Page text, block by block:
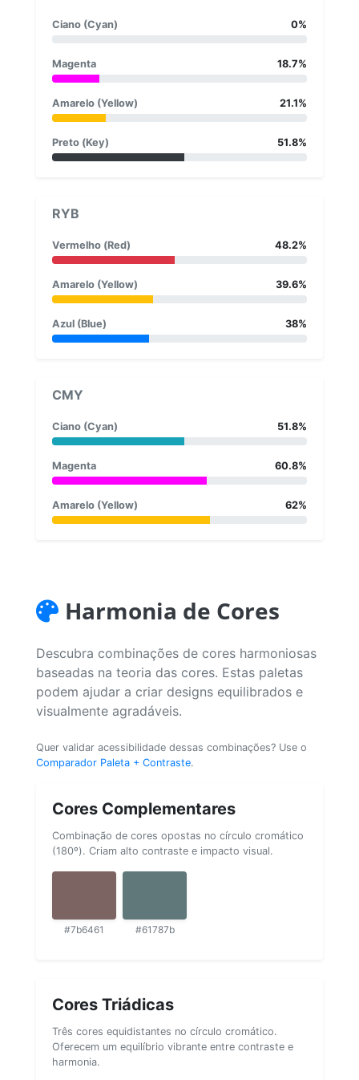
Ciano (Cyan) 0%
Magenta 18.7%
Amarelo (Yellow) 21.1%
Preto (Key) 51.8%
RYB
Vermelho (Red) 48.2%
Amarelo (Yellow) 39.6%
Azul (Blue) 38%
CMY
Ciano (Cyan) 51.8%
Magenta 60.8%
Amarelo (Yellow) 62%
Harmonia de Cores
Descubra combinações de cores harmoniosas
baseadas na teoria das cores. Estas paletas
podem ajudar a criar designs equilibrados e
visualmente agradáveis.
Quer validar acessibilidade dessas combinações? Use o
Comparador Paleta + Contraste.
Cores Complementares
Combinação de cores opostas no círculo cromático
(180º). Criam alto contraste e impacto visual.
#7b6461 #61787b
Cores Triádicas
Três cores equidistantes no círculo cromático.
Oferecem um equilíbrio vibrante entre contraste e
harmonia.